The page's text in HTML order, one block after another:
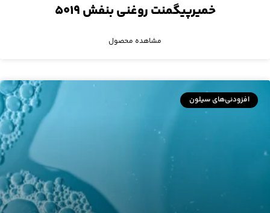
خمیرپیگمنت روغنی بنفش ۵۰۱۹
مشاهده محصول
افزودنی‌های سیلون